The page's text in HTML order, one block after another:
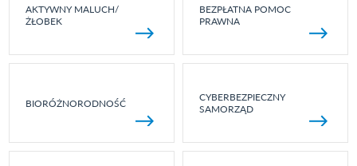
AKTYWNY MALUCH/
ŻŁOBEK
BEZPŁATNA POMOC
PRAWNA
BIORÓŻNORODNOŚĆ
CYBERBEZPIECZNY
SAMORZĄD